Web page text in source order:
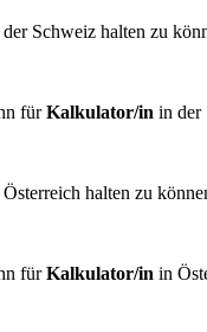
Schweiz halten zu
fürKalkulator/in in der
halten zu
fürKalkulator/in in